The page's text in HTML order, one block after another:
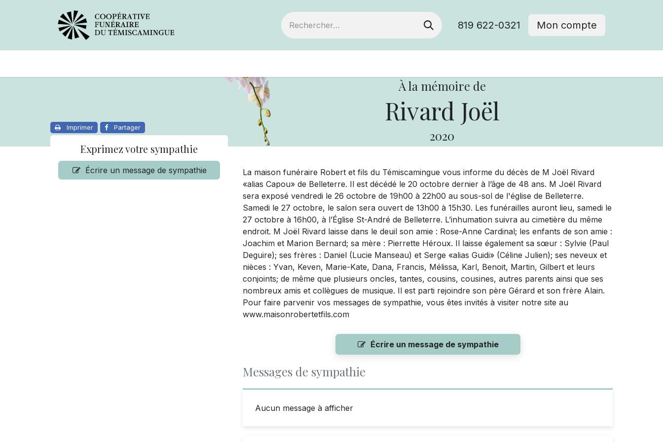
819 622-0321 Mon compte
À la mémoire de
Rivard Joël
2020
Imprimer Partager
Exprimez votre sympathie
Écrire un message de sympathie
La maison funéraire Robert et fils du Témiscamingue vous informe du décès de M Joël Rivard
«alias Capou» de Belleterre. Il est décédé le 20 octobre dernier à l’âge de 48 ans. M Joël Rivard
sera exposé vendredi le 26 octobre de 19h00 à 22h00 au sous-sol de l'église de Belleterre.
Samedi le 27 octobre, le salon sera ouvert de 13h00 à 15h30. Les funérailles auront lieu, samedi le
27 octobre à 16h00, à l’Église St-André de Belleterre. L’inhumation suivra au cimetière du même
endroit. M Joël Rivard laisse dans le deuil son amie : Rose-Anne Cardinal; les enfants de son amie :
Joachim et Marion Bernard; sa mère : Pierrette Héroux. Il laisse également sa sœur : Sylvie (Paul
Deguire); ses frères : Daniel (Lucie Manseau) et Serge «alias Guidi» (Céline Julien); ses neveux et
nièces : Yvan, Keven, Marie-Kate, Dana, Francis, Mélissa, Karl, Benoit, Martin, Gilbert et leurs
conjoints; de même que plusieurs oncles, tantes, cousins, cousines, autres parents ainsi que ses
nombreux amis et collègues de musique. Il est parti rejoindre son père Gérard et son frère Alain.
Pour faire parvenir vos messages de sympathie, vous êtes invités à visiter notre site au
www.maisonrobertetfils.com
Écrire un message de sympathie
Messages de sympathie
Aucun message à afficher